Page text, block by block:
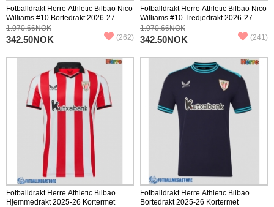
Fotballdrakt Herre Athletic Bilbao Nico
Williams #10 Bortedrakt 2026-27
Kortermet
1.070.66NOK
342.50NOK (262)
Fotballdrakt Herre Athletic Bilbao Nico
Williams #10 Tredjedrakt 2026-27
Kortermet
1.070.66NOK
342.50NOK (241)
Fotballdrakt Herre Athletic Bilbao
Hjemmedrakt 2025-26 Kortermet
Fotballdrakt Herre Athletic Bilbao
Bortedrakt 2025-26 Kortermet